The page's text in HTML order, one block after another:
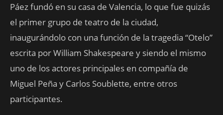
Páez fundó en su casa de Valencia, lo que fue quizás
el primer grupo de teatro de la ciudad,
inaugurándolo con una función de la tragedia “Otelo”
escrita por William Shakespeare y siendo el mismo
uno de los actores principales en compañía de
Miguel Peña y Carlos Soublette, entre otros
participantes.